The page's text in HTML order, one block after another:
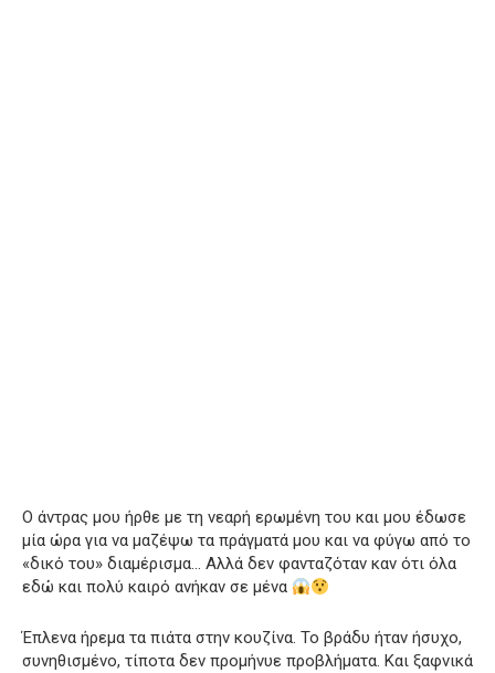
Ο άντρας μου ήρθε με τη νεαρή ερωμένη του και μου έδωσε
μία ώρα για να μαζέψω τα πράγματά μου και να φύγω από το
«δικό του» διαμέρισμα… Αλλά δεν φανταζόταν καν ότι όλα
εδώ και πολύ καιρό ανήκαν σε μένα
Έπλενα ήρεμα τα πιάτα στην κουζίνα. Το βράδυ ήταν ήσυχο,
συνηθισμένο, τίποτα δεν προμήνυε προβλήματα. Και ξαφνικά